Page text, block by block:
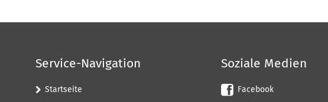
Service-Navigation
Startseite
Soziale Medien
Facebook